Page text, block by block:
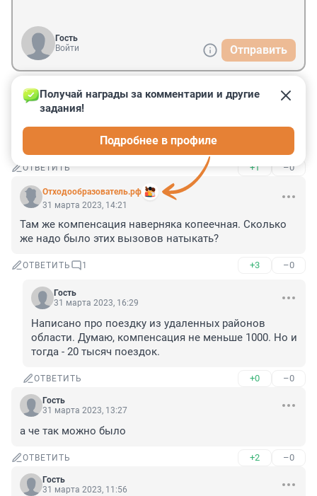
Гость
Войти
Отправить
Гость
31 марта 2023, 22:36
Потому что техподдержка нулевая. Нужно хоть
немного следить
ОТВЕТИТЬ +1 –0
Отходообразователь.рф
Получай награды за комментарии и другие
задания!
Подробнее в профиле
31 марта 2023, 14:21
Там же компенсация наверняка копеечная. Сколько
же надо было этих вызовов натыкать?
ОТВЕТИТЬ 1 +3 –0
Гость
31 марта 2023, 16:29
Написано про поездку из удаленных районов
области. Думаю, компенсация не меньше 1000. Но и
тогда - 20 тысяч поездок.
ОТВЕТИТЬ +0 –0
Гость
31 марта 2023, 13:27
а че так можно было
ОТВЕТИТЬ +2 –0
Гость
31 марта 2023, 11:56